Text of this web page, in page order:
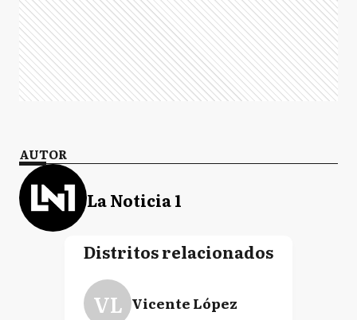
AUTOR
La Noticia 1
Distritos relacionados
VL Vicente López